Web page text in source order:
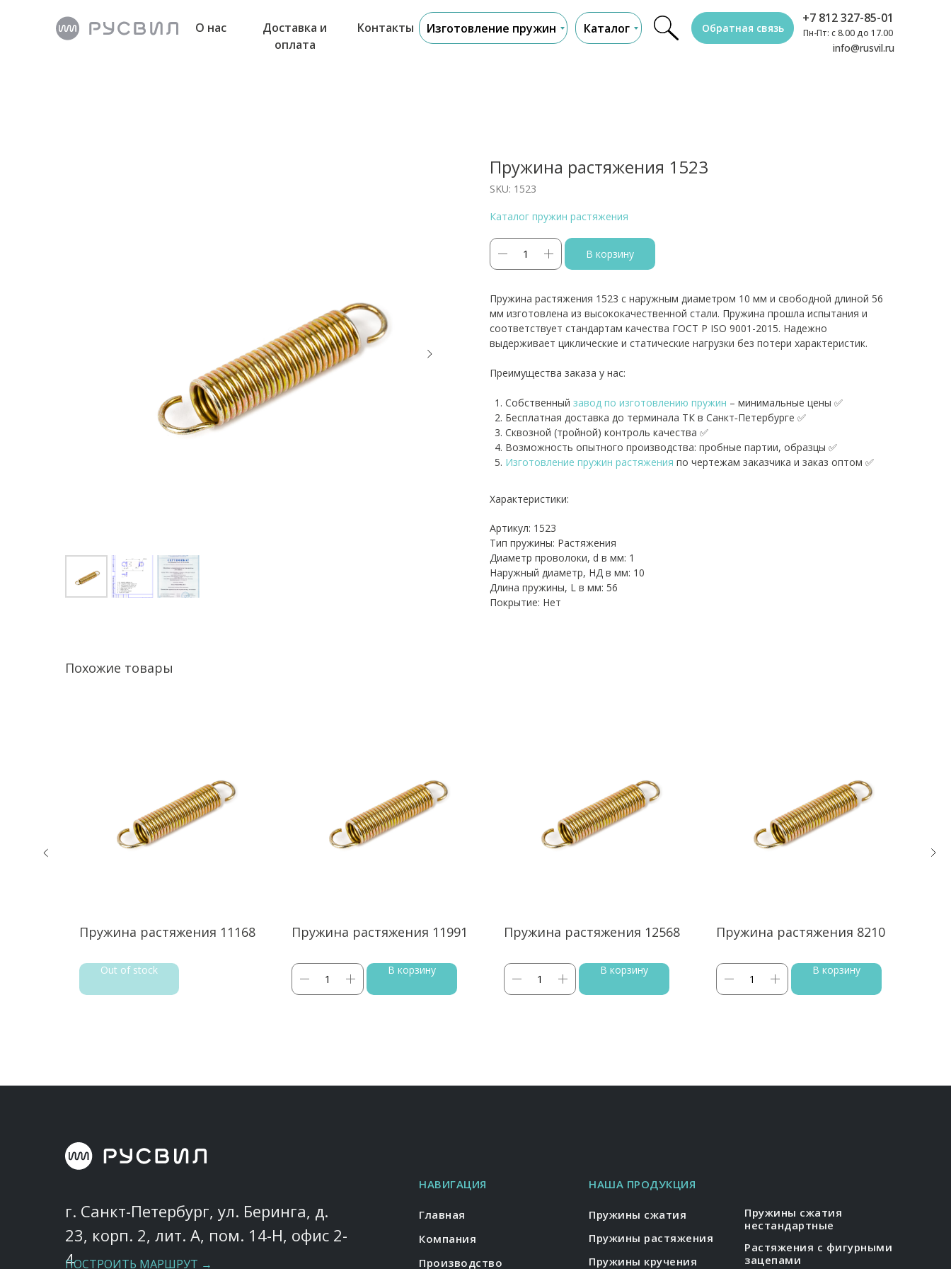
Изготовление пружин
О нас
Доставка и
оплата
Контакты
+7 812 327-85-01
Пн-Пт: с 8.00 до 17.00
info@rusvil.ru
Обратная связь
Каталог
Пружина растяжения 1523
SKU: 1523
Каталог пружин растяжения
В корзину
Пружина растяжения 1523 с наружным диаметром 10 мм и свободной длиной 56
мм изготовлена из высококачественной стали. Пружина прошла испытания и
соответствует стандартам качества ГОСТ Р ISO 9001-2015. Надежно
выдерживает циклические и статические нагрузки без потери характеристик.
Преимущества заказа у нас:
Собственный завод по изготовлению пружин – минимальные цены ✅
Бесплатная доставка до терминала ТК в Санкт‑Петербурге ✅
Сквозной (тройной) контроль качества ✅
Возможность опытного производства: пробные партии, образцы ✅
Изготовление пружин растяжения по чертежам заказчика и заказ оптом ✅
Характеристики:
Артикул: 1523
Тип пружины: Растяжения
Диаметр проволоки, d в мм: 1
Наружный диаметр, НД в мм: 10
Длина пружины, L в мм: 56
Покрытие: Нет
Похожие товары
Пружина растяжения 11168
Out of stock
Пружина растяжения 11991
В корзину
Пружина растяжения 12568
В корзину
Пружина растяжения 8210
В корзину
г. Санкт-Петербург, ул. Беринга, д.
23, корп. 2, лит. А, пом. 14-Н, офис 2-
4
ПОСТРОИТЬ МАРШРУТ →
Главная
НАВИГАЦИЯ НАША ПРОДУКЦИЯ
Компания
Производство
Пружины сжатия
Пружины растяжения
Пружины сжатия
нестандартные
Растяжения с фигурными
зацепами
Пружины кручения